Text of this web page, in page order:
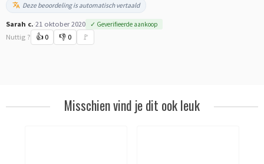
Deze beoordeling is automatisch vertaald
Sarah c.·21 oktober 2020 ✓ Geverifieerde aankoop
Nuttig ? 👍 0 👎 0 🚩
Misschien vind je dit ook leuk